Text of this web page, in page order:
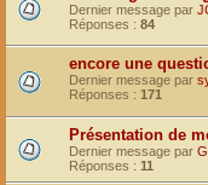
Dernier message par
Réponses : 84
encore une
Dernier message par
Réponses : 171
Présentation de
Dernier message par
Réponses : 11